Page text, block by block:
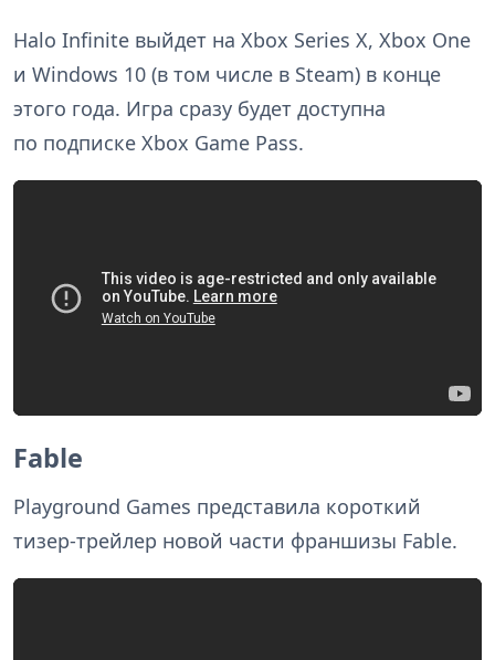
Halo Infinite выйдет на Xbox Series X, Xbox One
и Windows 10 (в том числе в Steam) в конце
этого года. Игра сразу будет доступна
по подписке Xbox Game Pass.
Fable
Playground Games представила короткий
тизер-трейлер новой части франшизы Fable.